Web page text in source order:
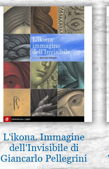
L'ikona. Immagine
dell'Invisibile di
Giancarlo Pellegrini